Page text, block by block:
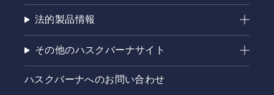
法的製品情報
その他のハスクバーナサイト
ハスクバーナへのお問い合わせ